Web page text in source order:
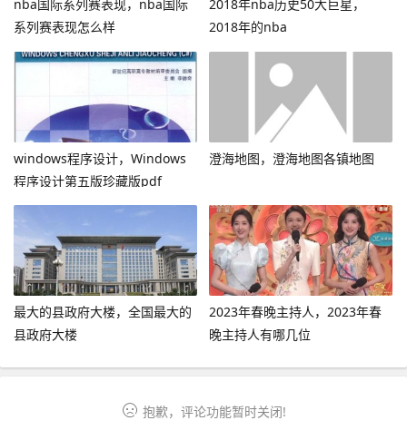
nba国际系列赛表现，nba国际
系列赛表现怎么样
2018年nba历史50大巨星，
2018年的nba
windows程序设计，Windows
程序设计第五版珍藏版pdf
澄海地图，澄海地图各镇地图
最大的县政府大楼，全国最大的
县政府大楼
2023年春晚主持人，2023年春
晚主持人有哪几位
抱歉，评论功能暂时关闭!